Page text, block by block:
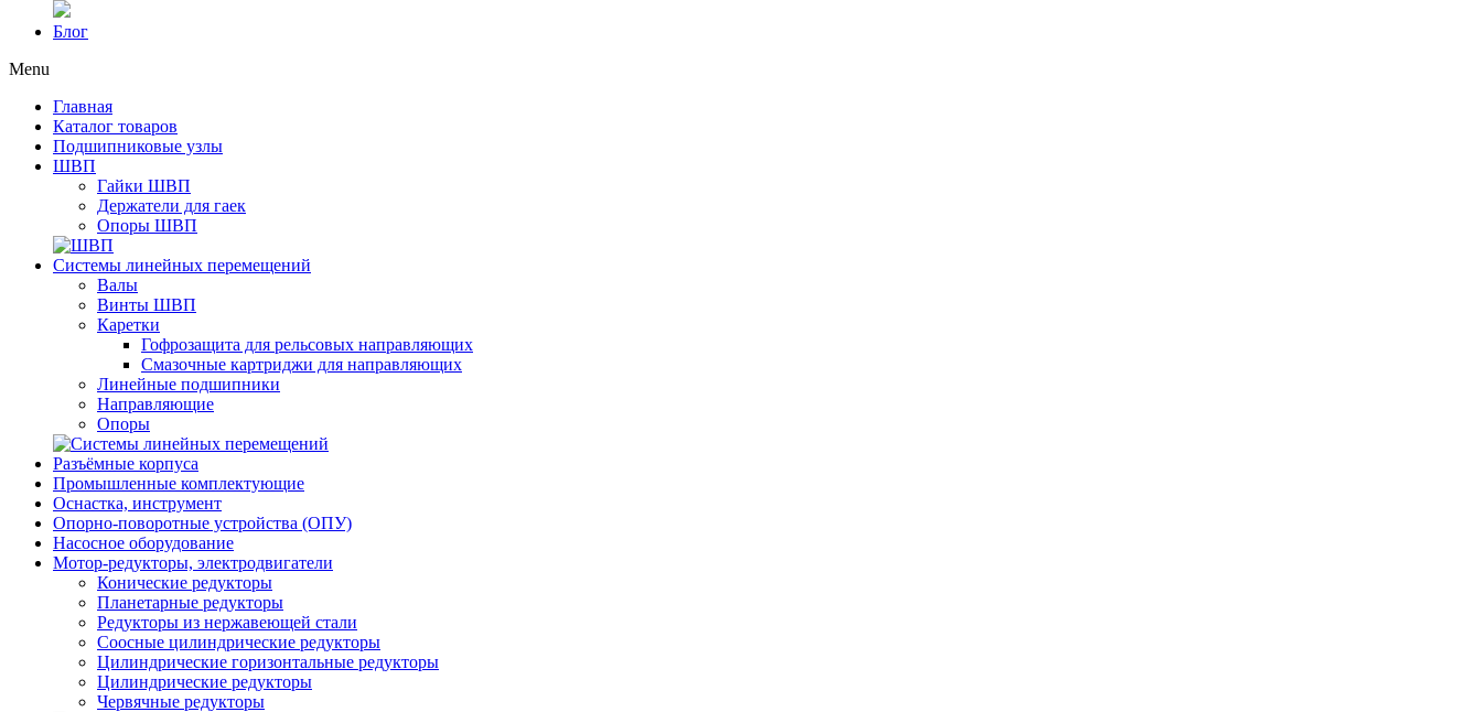
Блог
Menu
Главная
Каталог товаров
Подшипниковые узлы
ШВП
Гайки ШВП
Держатели для гаек
Опоры ШВП
Системы линейных перемещений
Валы
Винты ШВП
Каретки
Гофрозащита для рельсовых направляющих
Смазочные картриджи для направляющих
Линейные подшипники
Направляющие
Опоры
Разъёмные корпуса
Промышленные комплектующие
Оснастка, инструмент
Опорно-поворотные устройства (ОПУ)
Насосное оборудование
Мотор-редукторы, электродвигатели
Конические редукторы
Планетарные редукторы
Редукторы из нержавеющей стали
Соосные цилиндрические редукторы
Цилиндрические горизонтальные редукторы
Цилиндрические редукторы
Червячные редукторы